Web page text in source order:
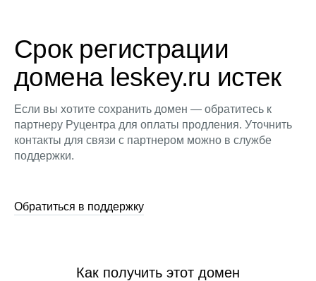
Срок регистрации
домена leskey.ru истек
Если вы хотите сохранить домен — обратитесь к
партнеру Руцентра для оплаты продления. Уточнить
контакты для связи с партнером можно в службе
поддержки.
Обратиться в поддержку
Как получить этот домен